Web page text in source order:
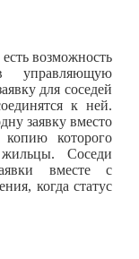
возможность
управляющую
для соседей
к ней.
заявку вместо
которого
Соседи
вместе с
когда статус